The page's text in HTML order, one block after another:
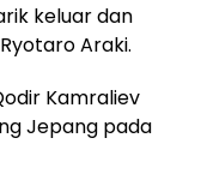
keluar dan
Araki.
Kamraliev
Jepang pada